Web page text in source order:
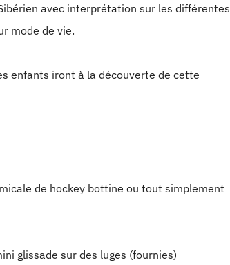
avec interprétation sur les différentes
mode de vie.
enfants iront à la découverte de cette
de hockey bottine ou tout simplement
glissade sur des luges (fournies)